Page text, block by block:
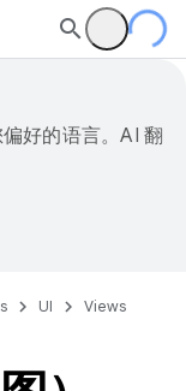
好的语言。AI 翻
UI
Views